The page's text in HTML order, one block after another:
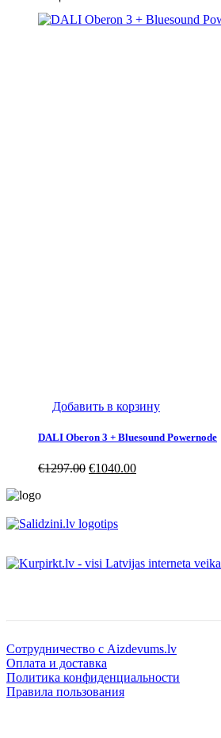
Добавить в корзину
DALI Oberon 3 + Bluesound Powernode
€1297.00 €1040.00
Сотрудничество с Aizdevums.lv
Оплата и доставка
Политика конфиденциальности
Правила пользования